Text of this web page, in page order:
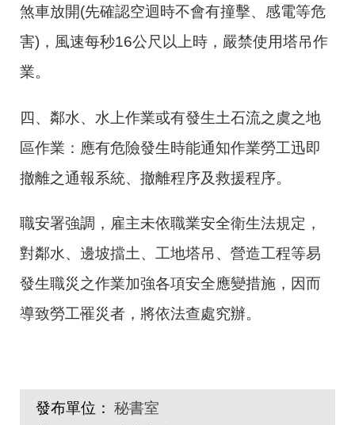
煞車放開(先確認空迴時不會有撞擊、感電等危
害) ，風速每秒16公尺以上時，嚴禁使用塔吊作
業。
四、鄰水、水上作業或有發生土石流之虞之地
區作業：應有危險發生時能通知作業勞工迅即
撤離之通報系統、撤離程序及救援程序。
職安署強調，雇主未依職業安全衛生法規定，
對鄰水、邊坡擋土、工地塔吊、營造工程等易
發生職災之作業加強各項安全應變措施，因而
導致勞工罹災者，將依法查處究辦。
發布單位： 秘書室